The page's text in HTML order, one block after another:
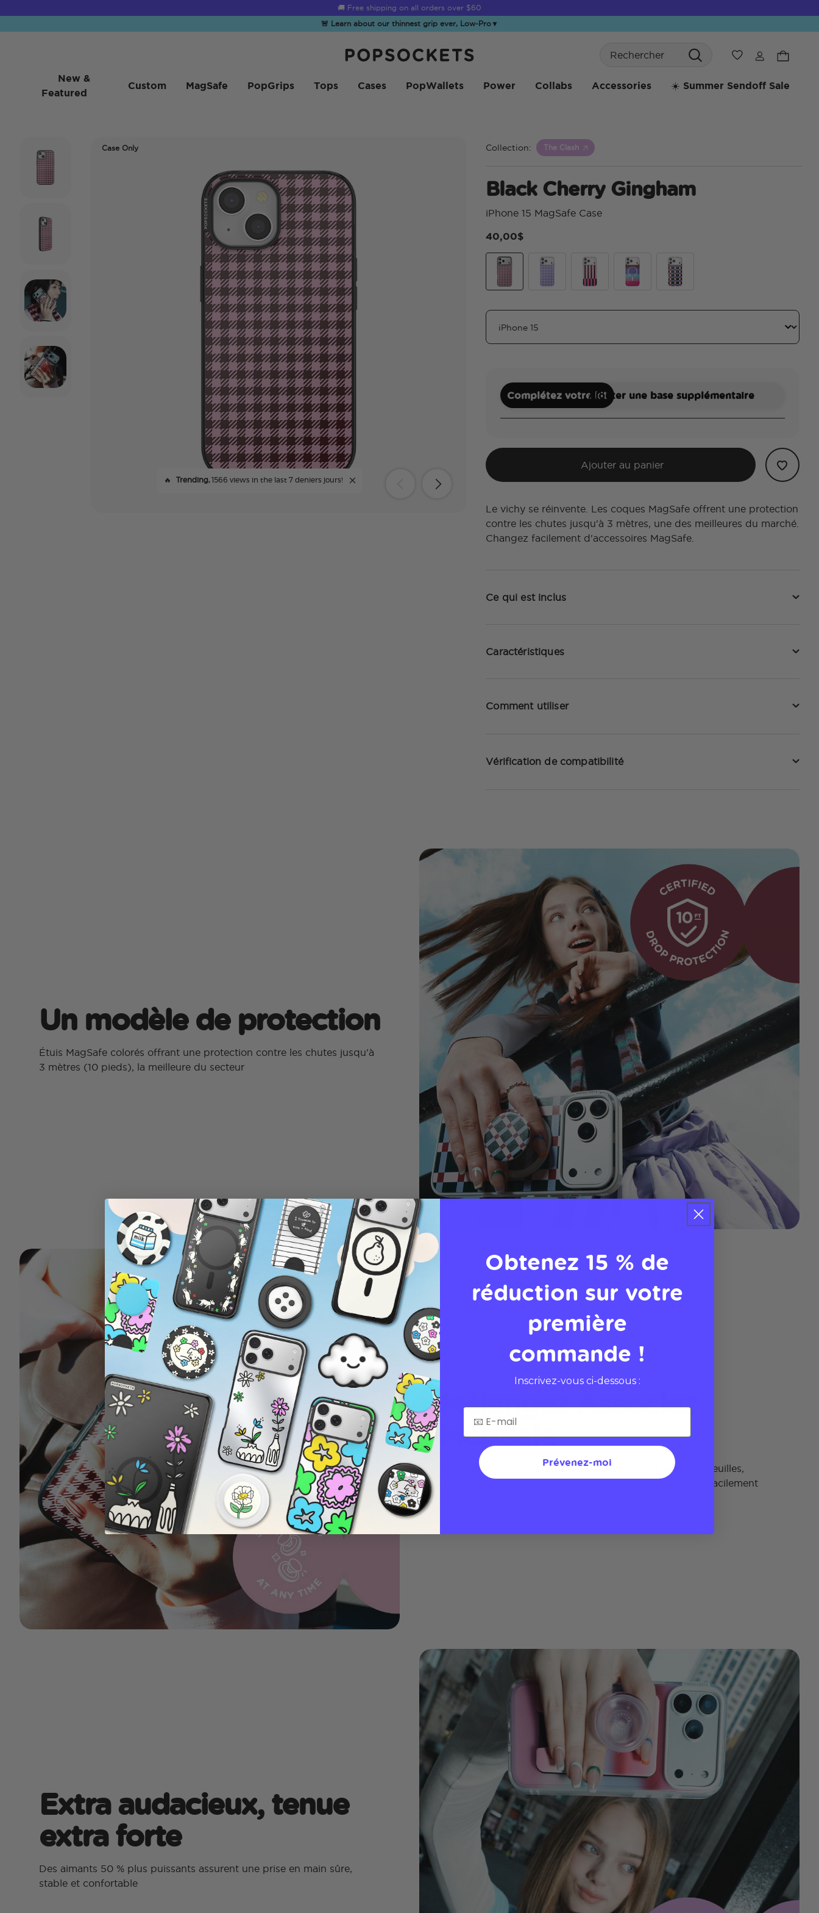
Summer Sendoff Sale is on 🚨 Up to 60% off
🚨 Learn about our thinnest grip ever, Low-Pro▼
Liste de souhaits
New &
Featured
Custom MagSafe PopGrips Tops Cases PopWallets Power Collabs Accessories ☀️ Summer Sendoff Sale
Case Only
🔥 Trending,1566 views in the last 7 deniers jours!
Collection: The Clash
Black Cherry Gingham
iPhone 15 MagSafe Case
40,00$
Complétez votre kitAjouter une base supplémentaire
Ajouter au panier
Le vichy se réinvente. Les coques MagSafe offrent une protection
contre les chutes jusqu'à 3 mètres, une des meilleures du marché.
Changez facilement d'accessoires MagSafe.
Ce qui est inclus
Caractéristiques
Comment utiliser
Vérification de compatibilité
Un modèle de protection
Étuis MagSafe colorés offrant une protection contre les chutes jusqu'à
3 mètres (10 pieds), la meilleure du secteur
Mélangez Associez
MagSafe
Des batteries externes aux étuis, des poignées aux portefeuilles,
chaque accessoire MagSafe est conçu pour être changé facilement
Extra audacieux, tenue
extra forte
Des aimants 50 % plus puissants assurent une prise en main sûre,
stable et confortable
Obtenez 15 % de
réduction sur votre
première
commande !
Inscrivez-vous ci-dessous :
Prévenez-moi